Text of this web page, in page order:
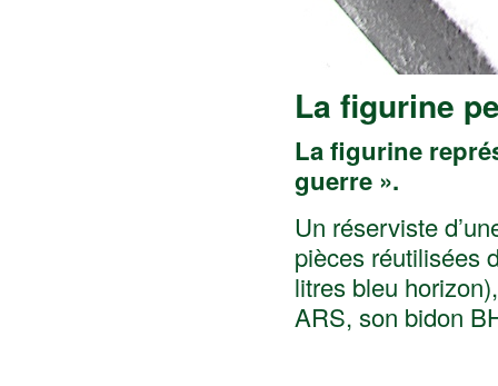
La figurine
La figurine
guerre ».
Un réserviste
pièces réutilisées
litres bleu
ARS, son bidon